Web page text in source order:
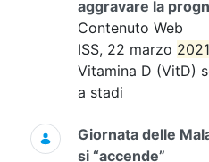
aggravare la
Contenuto Web
ISS, 22 marzo 2021
Vitamina D (VitD)
a stadi
Giornata delle
si “accende”